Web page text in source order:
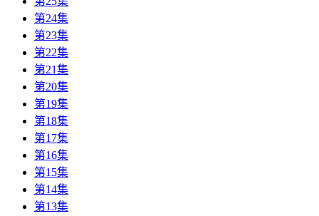
第24集
第23集
第22集
第21集
第20集
第19集
第18集
第17集
第16集
第15集
第14集
第13集